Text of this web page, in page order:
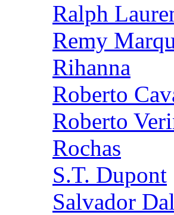
Ralph
Remy
Rihanna
Roberto
Roberto
Rochas
S.T. Dupont
Salvador